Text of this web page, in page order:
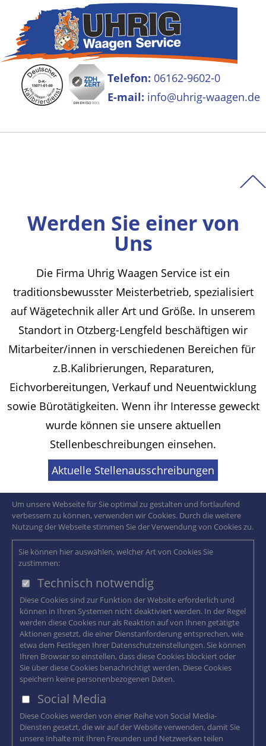
Telefon: 06162-9602-0
E-mail: info@uhrig-waagen.de
Werden Sie einer von
Uns
Die Firma Uhrig Waagen Service ist ein
traditionsbewusster Meisterbetrieb, spezialisiert
auf Wägetechnik aller Art und Größe. In unserem
Standort in Otzberg-Lengfeld beschäftigen wir
Mitarbeiter/innen in verschiedenen Bereichen für
z.B.Kalibrierungen, Reparaturen,
Eichvorbereitungen, Verkauf und Neuentwicklung
sowie Bürotätigkeiten. Wenn ihr Interesse geweckt
wurde können sie unsere aktuellen
Stellenbeschreibungen einsehen.
Aktuelle Stellenausschreibungen
Um unsere Webseite für Sie optimal zu gestalten und fortlaufend
verbessern zu können, verwenden wir Cookies. Durch die weitere
Nutzung der Webseite stimmen Sie der Verwendung von Cookies zu.
Sie können hier auswählen, welcher Art von Cookies Sie
zustimmen:
Technisch notwendig
Diese Cookies sind zur Funktion der Website erforderlich und
können in Ihren Systemen nicht deaktiviert werden. In der Regel
werden diese Cookies nur als Reaktion auf von Ihnen getätigte
Aktionen gesetzt, die einer Dienstanforderung entsprechen, wie
etwa dem Festlegen Ihrer Datenschutzeinstellungen. Sie können
Ihren Browser so einstellen, dass diese Cookies blockiert oder
Sie über diese Cookies benachrichtigt werden. Diese Cookies
speichern keine personenbezogenen Daten.
Social Media
Diese Cookies werden von einer Reihe von Social Media-
Diensten gesetzt, die wir auf der Website verwenden, damit Sie
unsere Inhalte mit Ihren Freunden und Netzwerken teilen